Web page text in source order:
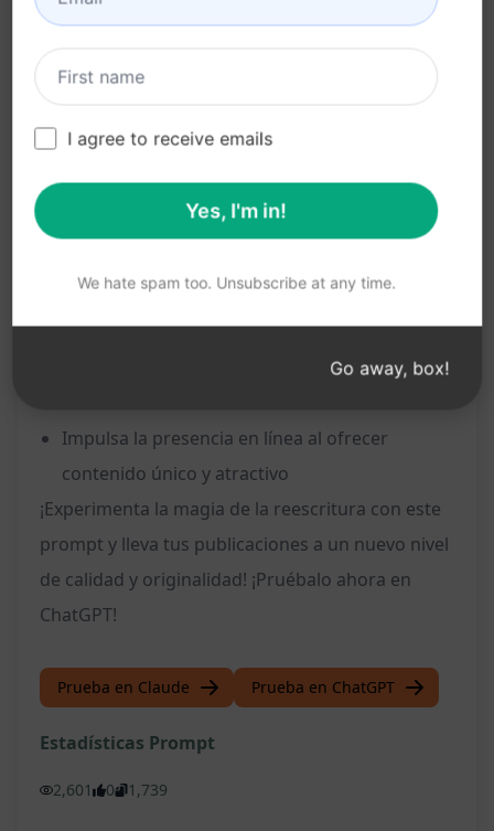
Ideal para refrescar y actualizar publicaciones
Ahorra tiempo al reescribir contenido de
manera rápida y sencilla
Mejora la calidad y originalidad de tus
Permite personalizar el tono y estilo de los
textos según tus necesidades
Ayuda a mantener el contenido fresco y
Impulsa la presencia en línea al ofrecer
contenido único y atractivo
¡Experimenta la magia de la reescritura con este
prompt y lleva tus publicaciones a un nuevo nivel
de calidad y originalidad! ¡Pruébalo ahora en
ChatGPT!
Prueba en Claude Prueba en ChatGPT
Estadísticas Prompt
2,601 0 1,739
I agree to receive emails
Yes, I'm in!
We hate spam too. Unsubscribe at any time.
Go away, box!